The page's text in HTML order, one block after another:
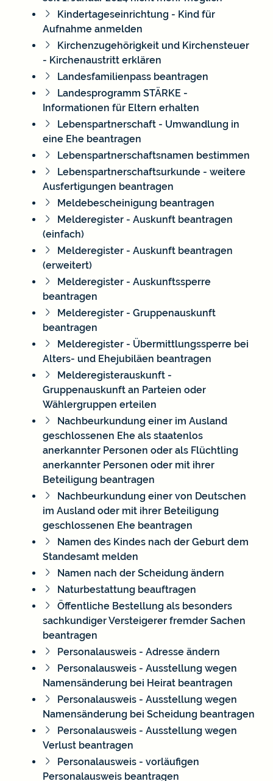
Kindertageseinrichtung - Kind für
Aufnahme anmelden
Kirchenzugehörigkeit und Kirchensteuer
- Kirchenaustritt erklären
Landesfamilienpass beantragen
Landesprogramm STÄRKE -
Informationen für Eltern erhalten
Lebenspartnerschaft - Umwandlung in
eine Ehe beantragen
Lebenspartnerschaftsnamen bestimmen
Lebenspartnerschaftsurkunde - weitere
Ausfertigungen beantragen
Meldebescheinigung beantragen
Melderegister - Auskunft beantragen
(einfach)
Melderegister - Auskunft beantragen
(erweitert)
Melderegister - Auskunftssperre
beantragen
Melderegister - Gruppenauskunft
beantragen
Melderegister - Übermittlungssperre bei
Alters- und Ehejubiläen beantragen
Melderegisterauskunft -
Gruppenauskunft an Parteien oder
Wählergruppen erteilen
Nachbeurkundung einer im Ausland
geschlossenen Ehe als staatenlos
anerkannter Personen oder als Flüchtling
anerkannter Personen oder mit ihrer
Beteiligung beantragen
Nachbeurkundung einer von Deutschen
im Ausland oder mit ihrer Beteiligung
geschlossenen Ehe beantragen
Namen des Kindes nach der Geburt dem
Standesamt melden
Namen nach der Scheidung ändern
Naturbestattung beauftragen
Öffentliche Bestellung als besonders
sachkundiger Versteigerer fremder Sachen
beantragen
Personalausweis - Adresse ändern
Personalausweis - Ausstellung wegen
Namensänderung bei Heirat beantragen
Personalausweis - Ausstellung wegen
Namensänderung bei Scheidung beantragen
Personalausweis - Ausstellung wegen
Verlust beantragen
Personalausweis - vorläufigen
Personalausweis beantragen